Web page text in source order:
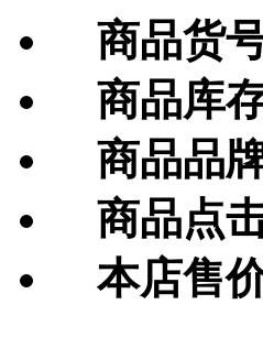
商品货
商品库
商品品
商品点
本店售